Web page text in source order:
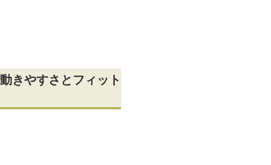
きやすさとフィット